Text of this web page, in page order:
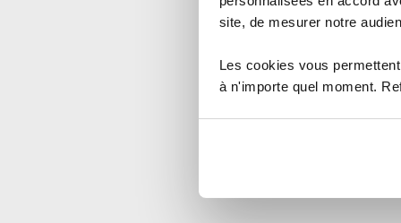
site, de mesurer notre
Les cookies vous
à n'importe quel moment.
ABUS
141,57 €
Indice de sécurité :